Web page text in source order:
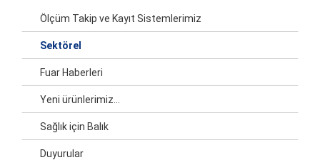
Ölçüm Takip ve Kayıt Sistemlerimiz
Sektörel
Fuar Haberleri
Yeni ürünlerimiz...
Sağlık için Balık
Duyurular